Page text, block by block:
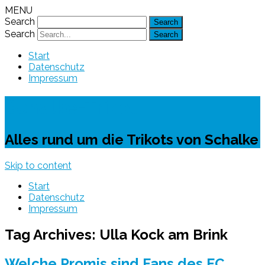
MENU
Search
Search
Start
Datenschutz
Impressum
Alles rund um die Trikots von Schalke
Skip to content
Start
Datenschutz
Impressum
Tag Archives: Ulla Kock am Brink